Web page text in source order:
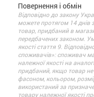
Повернення і обмін
Відповідно до закону
можете протягом 14 днів
товар, придбаний в
передбачених законом.
якості стаття 9.
споживачів»: споживач
належної якості на
придбаний, якщо товар
фасоном, кольором,
використаний за
товару належної якості